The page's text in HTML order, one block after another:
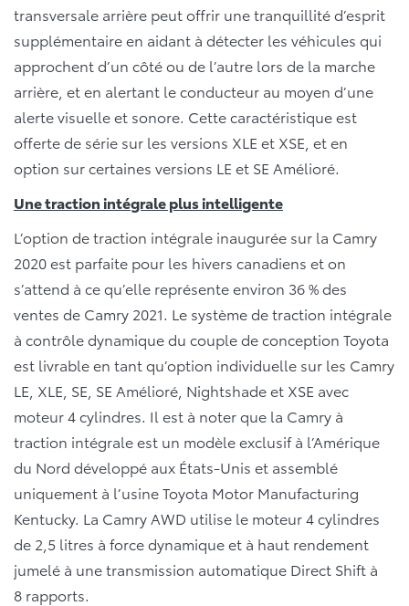
transversale arrière peut offrir une tranquillité d’esprit
supplémentaire en aidant à détecter les véhicules qui
approchent d’un côté ou de l’autre lors de la marche
arrière, et en alertant le conducteur au moyen d’une
alerte visuelle et sonore. Cette caractéristique est
offerte de série sur les versions XLE et XSE, et en
option sur certaines versions LE et SE Amélioré.
Une traction intégrale plus intelligente
L’option de traction intégrale inaugurée sur la Camry
2020 est parfaite pour les hivers canadiens et on
s’attend à ce qu’elle représente environ 36 % des
ventes de Camry 2021. Le système de traction intégrale
à contrôle dynamique du couple de conception Toyota
est livrable en tant qu’option individuelle sur les Camry
LE, XLE, SE, SE Amélioré, Nightshade et XSE avec
moteur 4 cylindres. Il est à noter que la Camry à
traction intégrale est un modèle exclusif à l’Amérique
du Nord développé aux États-Unis et assemblé
uniquement à l’usine Toyota Motor Manufacturing
Kentucky. La Camry AWD utilise le moteur 4 cylindres
de 2,5 litres à force dynamique et à haut rendement
jumelé à une transmission automatique Direct Shift à
8 rapports.